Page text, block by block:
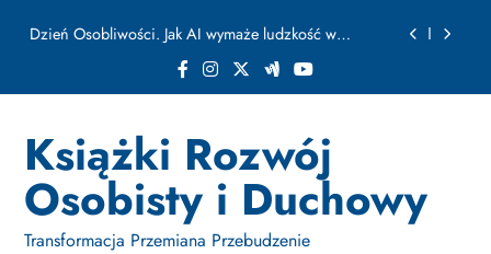
Jak Budować Myślokształty Powodzenia
Jak Projektować i Aktywować Myślokształty dla
Osiągania Celów w Codziennym Życiu
Dzień Osobliwości. Jak AI wymaże ludzkość w
ułamku sekundy
Jak Budować Myślokształty Powodzenia
Książki Rozwój
Osobisty i Duchowy
Transformacja Przemiana Przebudzenie